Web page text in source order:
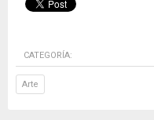
CATEGORÍA:
Arte